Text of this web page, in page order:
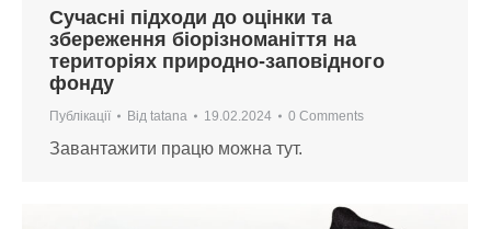
Сучасні підходи до оцінки та
збереження біорізноманіття на
територіях природно-заповідного
фонду
Публікації Від tatana 19.02.2024 0 Comments
Завантажити працю можна тут.